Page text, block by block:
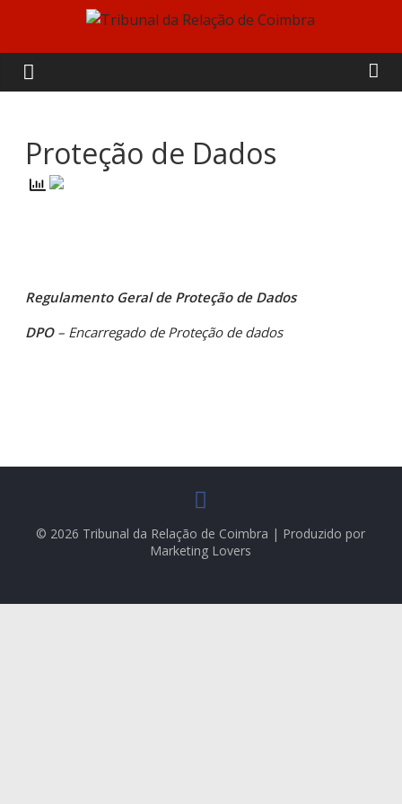
content
Tribunal
da
Relação
de
Proteção de Dados
Regulamento Geral de Proteção de Dados
DPO– Encarregado de Proteção de dados
© 2026 Tribunal da Relação de Coimbra | Produzido por
Marketing Lovers